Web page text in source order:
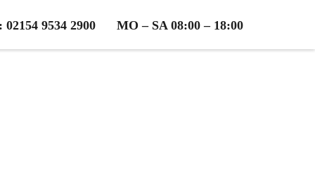
9534 2900 MO – SA 08:00 – 18:00